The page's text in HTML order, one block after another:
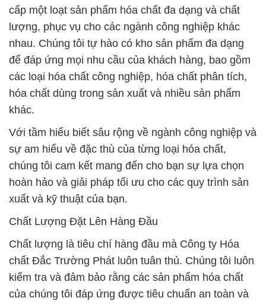
cấp một loạt sản phẩm hóa chất đa dạng và chất
lượng, phục vụ cho các ngành công nghiệp khác
nhau. Chúng tôi tự hào có kho sản phẩm đa dạng
để đáp ứng mọi nhu cầu của khách hàng, bao gồm
các loại hóa chất công nghiệp, hóa chất phân tích,
hóa chất dùng trong sản xuất và nhiều sản phẩm
khác.
Với tầm hiểu biết sâu rộng về ngành công nghiệp và
sự am hiểu về đặc thù của từng loại hóa chất,
chúng tôi cam kết mang đến cho bạn sự lựa chọn
hoàn hảo và giải pháp tối ưu cho các quy trình sản
xuất và kỹ thuật của bạn.
Chất Lượng Đặt Lên Hàng Đầu
Chất lượng là tiêu chí hàng đầu mà Công ty Hóa
chất Đắc Trường Phát luôn tuân thủ. Chúng tôi luôn
kiểm tra và đảm bảo rằng các sản phẩm hóa chất
của chúng tôi đáp ứng được tiêu chuẩn an toàn và